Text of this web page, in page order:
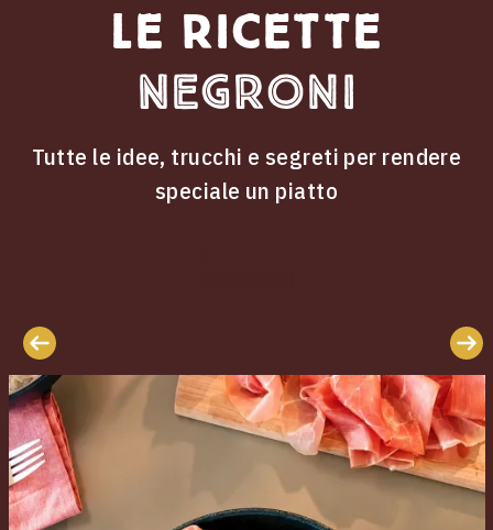
Le ricette
Negroni
Tutte le idee, trucchi e segreti per rendere
speciale un piatto